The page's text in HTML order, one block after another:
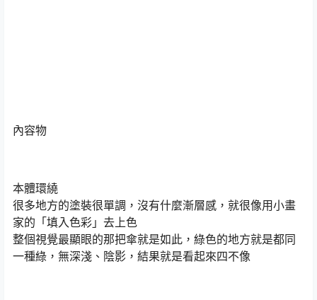
內容物
本體環繞
很多地方的塗裝很單調，沒有什麼漸層感，就很像用小畫
家的「填入色彩」去上色
整個視覺最顯眼的那把傘就是如此，綠色的地方就是都同
一種綠，無深淺、陰影，結果就是看起來四不像